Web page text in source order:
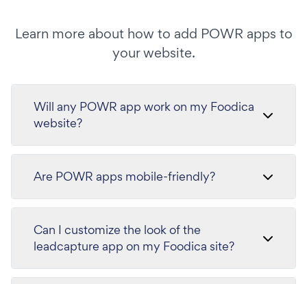
Learn more about how to add POWR apps to
your website.
Will any POWR app work on my Foodica
website?
Are POWR apps mobile-friendly?
Can I customize the look of the
leadcapture app on my Foodica site?